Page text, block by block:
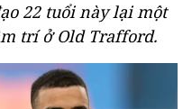
22 tuổi này lại một
trí ở Old Trafford.